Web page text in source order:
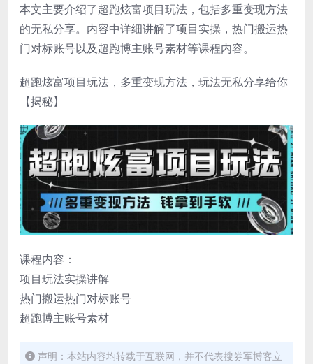
本文主要介绍了超跑炫富项目玩法，包括多重变现方法
的无私分享。内容中详细讲解了项目实操，热门搬运热
门对标账号以及超跑博主账号素材等课程内容。
超跑炫富项目玩法，多重变现方法，玩法无私分享给你
【揭秘】
课程内容：
项目玩法实操讲解
热门搬运热门对标账号
超跑博主账号素材
声明：本站内容均转载于互联网，并不代表搜券军博客立